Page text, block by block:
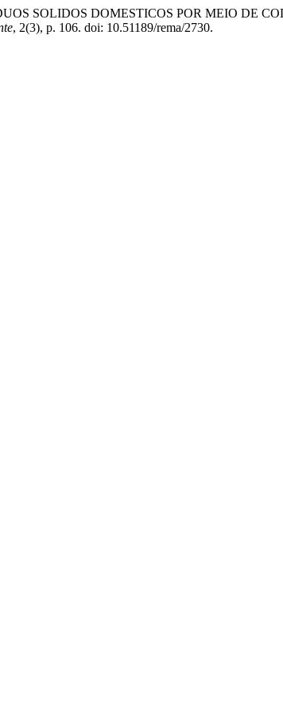
SOLIDOS DOMESTICOS POR MEIO DE
, 2(3), p. 106. doi: 10.51189/rema/2730.